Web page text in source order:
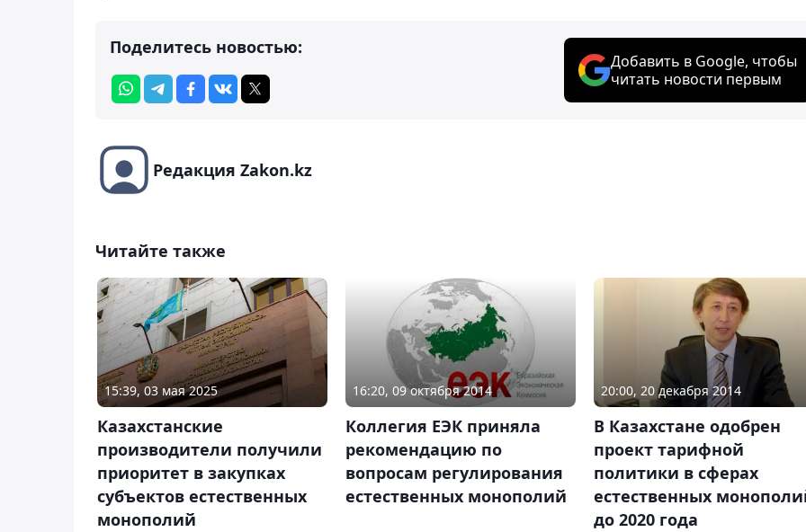
Поделитесь новостью:
Добавить в Google, чтобы
читать новости первым
Редакция Zakon.kz
Читайте также
15:39, 03 мая 2025
Казахстанские
производители получили
приоритет в закупках
субъектов естественных
монополий
16:20, 09 октября 2014
Коллегия ЕЭК приняла
рекомендацию по
вопросам регулирования
естественных монополий
20:00, 20 декабря 2014
В Казахстане одобрен
проект тарифной
политики в сферах
естественных
до 2020 года